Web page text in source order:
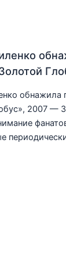
обнажила
2007 —